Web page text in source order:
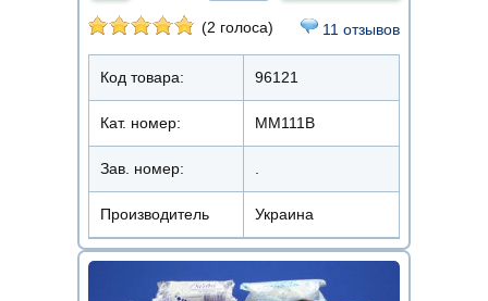
(2 голоса) 11 отзывов
Код товара: 96121
Кат. номер: ММ111В
Зав. номер:
Производитель Украина